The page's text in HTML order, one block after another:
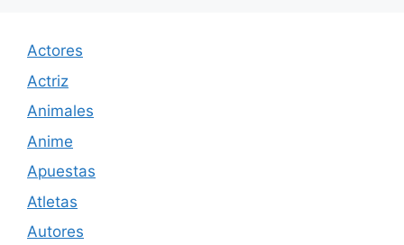
Actores
Actriz
Animales
Anime
Apuestas
Atletas
Autores